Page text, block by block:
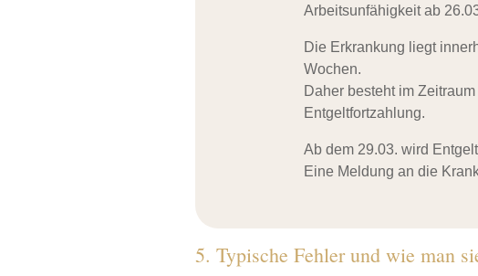
Arbeitsunfähigkeit ab
Die Erkrankung liegt
Wochen.
Daher besteht im
Entgeltfortzahlung.
Ab dem 29.03. wird
Eine Meldung an die
5. Typische Fehler und wie man